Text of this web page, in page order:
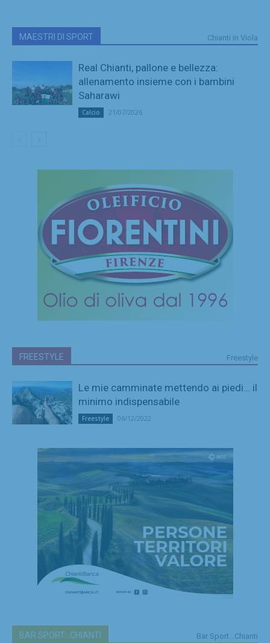
MAESTRI DI SPORT Chianti in Viola
Real Chianti, pallone e bellezza:
allenamento insieme con i bambini
Saharawi
Calcio 21/07/2026
FREESTYLE Freestyle
Le mie camminate mettendo ai piedi… il
minimo indispensabile
Freestyle 06/12/2022
BAR SPORT...CHIANTI Bar Sport...Chianti